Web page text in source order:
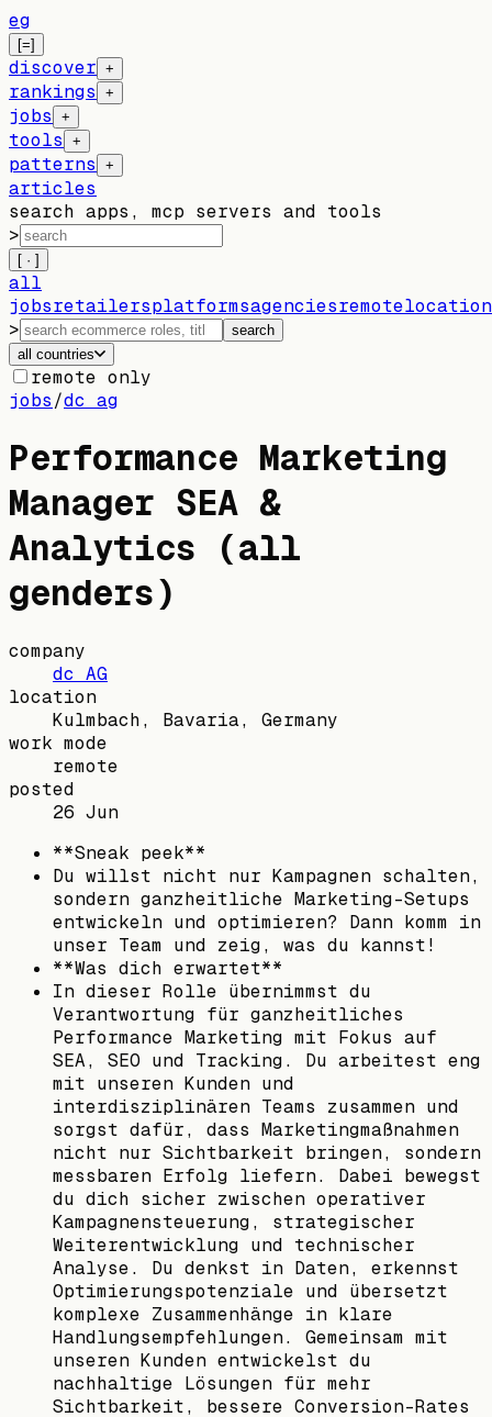
eg
[=]
discover +
rankings +
jobs +
tools +
patterns +
articles
search apps, mcp servers and tools
>
[ · ]
all
jobsretailersplatformsagenciesremote
>
search
all countries
remote only
jobs/dc ag
Performance Marketing
Manager SEA &
Analytics (all
genders)
company
dc AG
location
Kulmbach, Bavaria, Germany
work mode
remote
posted
26 Jun
**Sneak peek**
Du willst nicht nur Kampagnen schalten,
sondern ganzheitliche Marketing-Setups
entwickeln und optimieren? Dann komm in
unser Team und zeig, was du kannst!
**Was dich erwartet**
In dieser Rolle übernimmst du
Verantwortung für ganzheitliches
Performance Marketing mit Fokus auf
SEA, SEO und Tracking. Du arbeitest eng
mit unseren Kunden und
interdisziplinären Teams zusammen und
sorgst dafür, dass Marketingmaßnahmen
nicht nur Sichtbarkeit bringen, sondern
messbaren Erfolg liefern. Dabei bewegst
du dich sicher zwischen operativer
Kampagnensteuerung, strategischer
Weiterentwicklung und technischer
Analyse. Du denkst in Daten, erkennst
Optimierungspotenziale und übersetzt
komplexe Zusammenhänge in klare
Handlungsempfehlungen. Gemeinsam mit
unseren Kunden entwickelst du
nachhaltige Lösungen für mehr
Sichtbarkeit, bessere Conversion-Rates